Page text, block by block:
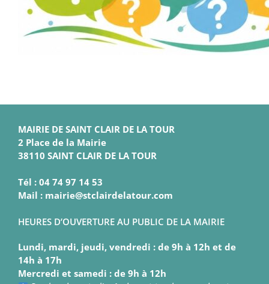
MAIRIE DE SAINT CLAIR DE LA TOUR
2 Place de la Mairie
38110 SAINT CLAIR DE LA TOUR
Tél : 04 74 97 14 53
Mail : mairie@stclairdelatour.com
HEURES D’OUVERTURE AU PUBLIC DE LA MAIRIE
Lundi, mardi, jeudi, vendredi : de 9h à 12h et de
14h à 17h
Mercredi et samedi : de 9h à 12h